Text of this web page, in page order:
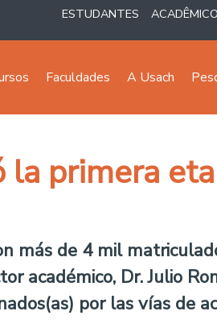
ESTUDANTES
Faculdades A Usach
la primera
más de 4 mil
académico, Dr. Julio
por las vías de